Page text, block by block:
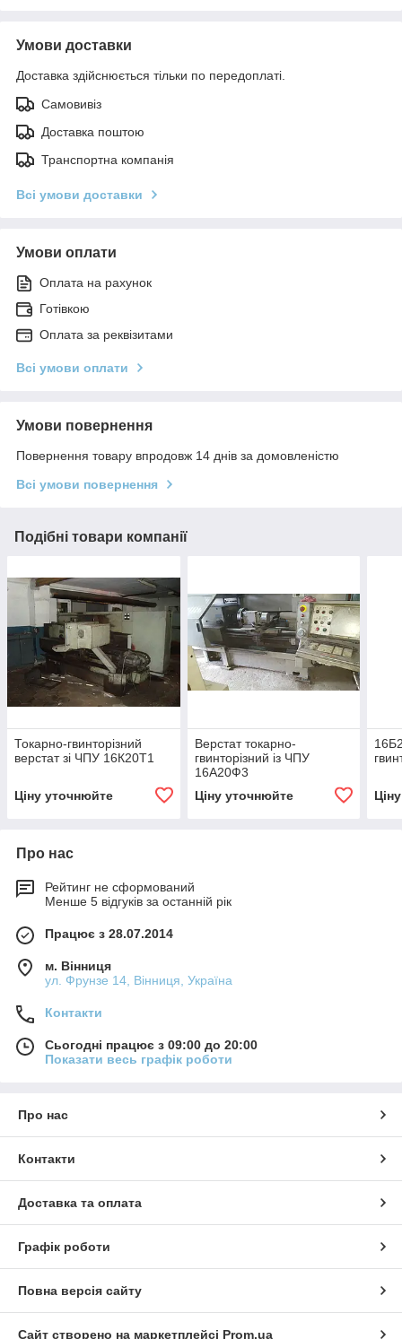
Умови доставки
Доставка здійснюється тільки по передоплаті.
Самовивіз
Доставка поштою
Транспортна компанія
Всі умови доставки
Умови оплати
Оплата на рахунок
Готівкою
Оплата за реквізитами
Всі умови оплати
Умови повернення
Повернення товару впродовж 14 днів за домовленістю
Всі умови повернення
Подібні товари компанії
Токарно-гвинторізний
верстат зі ЧПУ 16К20Т1
Ціну уточнюйте
Верстат токарно-
гвинторізний із ЧПУ
16А20Ф3
Ціну уточнюйте
Про нас
Рейтинг не сформований
Менше 5 відгуків за останній рік
Працює з 28.07.2014
м. Вінниця
ул. Фрунзе 14, Вінниця, Україна
Контакти
Сьогодні працює з 09:00 до 20:00
Показати весь графік роботи
Про нас
Контакти
Доставка та оплата
Графік роботи
Повна версія сайту
Сайт створено на маркетплейсі Prom.ua